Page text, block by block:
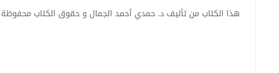
هذا الكتاب من تأليف د. حمدي أحمد الجمال و حقوق الكتاب